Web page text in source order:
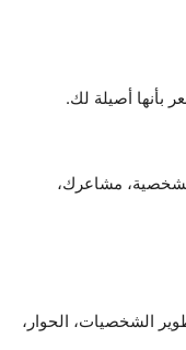
بأنها أصيلة لك.
مشاعرك،
الشخصيات، الحوار،